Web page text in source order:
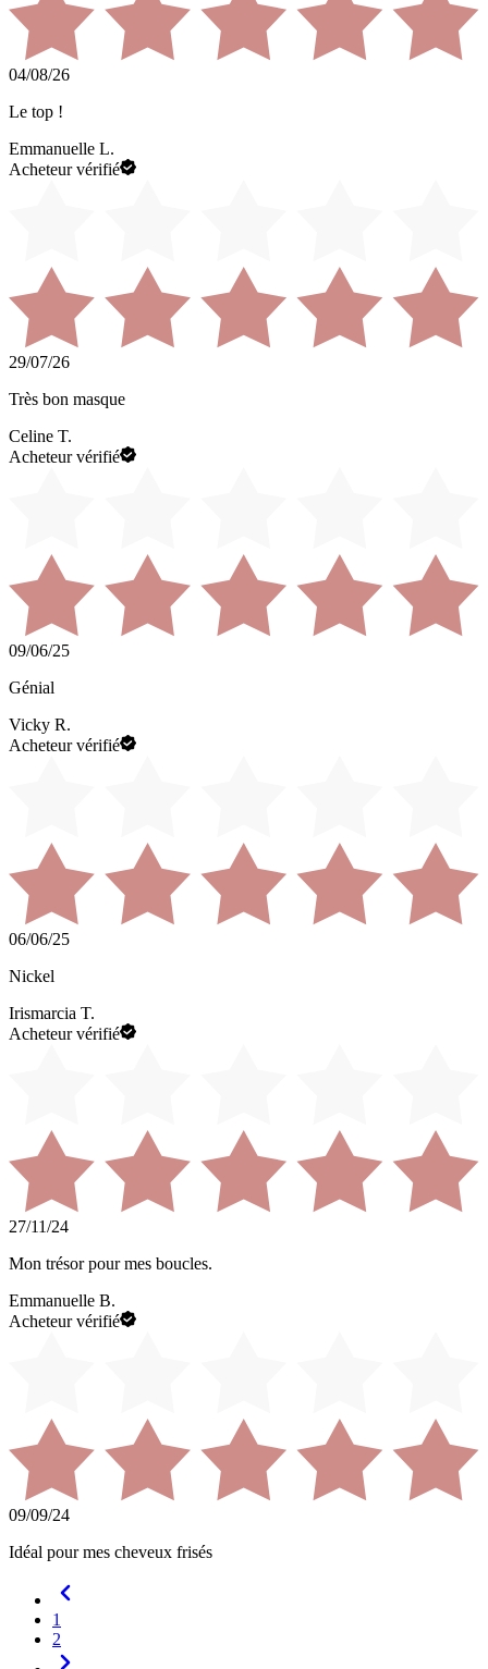
04/08/26
Le top !
Emmanuelle L.
Acheteur vérifié
29/07/26
Très bon masque
Celine T.
Acheteur vérifié
09/06/25
Génial
Vicky R.
Acheteur vérifié
06/06/25
Nickel
Irismarcia T.
Acheteur vérifié
27/11/24
Mon trésor pour mes boucles.
Emmanuelle B.
Acheteur vérifié
09/09/24
Idéal pour mes cheveux frisés
1
2